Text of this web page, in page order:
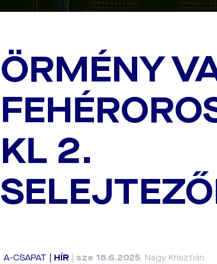
ÖRMÉNY
KL 2.
A-CSAPAT HÍR |sze 18.6.2025, Nagy Krisztián